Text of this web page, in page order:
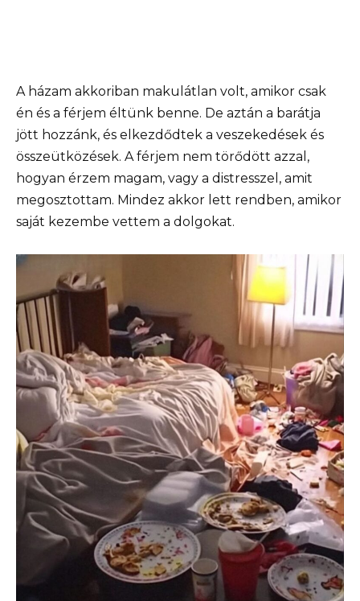
A házam akkoriban makulátlan volt, amikor csak
én és a férjem éltünk benne. De aztán a barátja
jött hozzánk, és elkezdődtek a veszekedések és
összeütközések. A férjem nem törődött azzal,
hogyan érzem magam, vagy a distresszel, amit
megosztottam. Mindez akkor lett rendben, amikor
saját kezembe vettem a dolgokat.